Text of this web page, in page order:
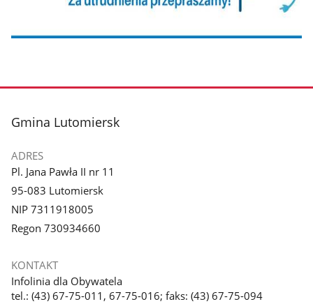
stopka
Gmina Lutomiersk
ADRES
Pl. Jana Pawła II nr 11
95-083 Lutomiersk
NIP 7311918005
Regon 730934660
KONTAKT
Infolinia dla Obywatela
tel.: (43) 67-75-011, 67-75-016; faks: (43) 67-75-094